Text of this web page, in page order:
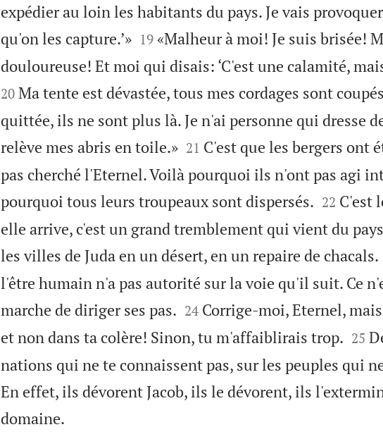
expédier au loin les habitants du pays. Je vais
qu'on les capture.’»
19 «Malheur à moi! Je suis brisée!
douloureuse! Et moi qui disais: ‘C'est une calamité,
20 Ma tente est dévastée, tous mes cordages sont
quittée, ils ne sont plus là. Je n'ai personne qui dresse
relève mes abris en toile.»
21 C'est que les bergers ont
pas cherché l'Eternel. Voilà pourquoi ils n'ont pas agi
pourquoi tous leurs troupeaux sont dispersés.
22 C'est
elle arrive, c'est un grand tremblement qui vient du
les villes de Juda en un désert, en un repaire de chacals.
l'être humain n'a pas autorité sur la voie qu'il suit. Ce
marche de diriger ses pas.
24 Corrige-moi, Eternel,
et non dans ta colère! Sinon, tu m'affaiblirais trop.
25
nations qui ne te connaissent pas, sur les peuples qui
En effet, ils dévorent Jacob, ils le dévorent, ils
domaine.